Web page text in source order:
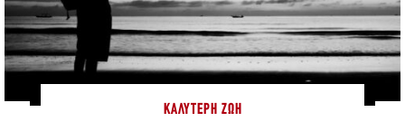
ΚΑΛΎΤΕΡΗ ΖΩΉ